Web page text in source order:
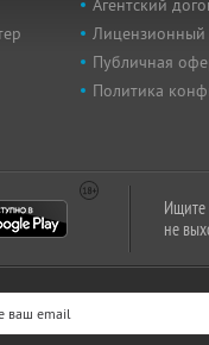
Агентский
Лицензионный
Публичная
Политика
Ищите
не